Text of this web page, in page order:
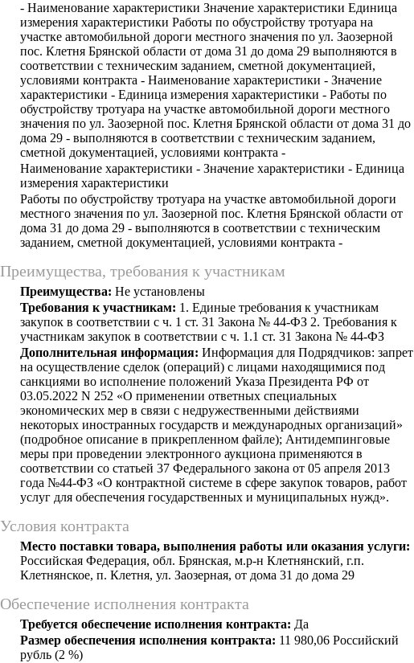
- Наименование характеристики Значение характеристики Единица
измерения характеристики Работы по обустройству тротуара на
участке автомобильной дороги местного значения по ул. Заозерной
пос. Клетня Брянской области от дома 31 до дома 29 выполняются в
соответствии с техническим заданием, сметной документацией,
условиями контракта - Наименование характеристики - Значение
характеристики - Единица измерения характеристики - Работы по
обустройству тротуара на участке автомобильной дороги местного
значения по ул. Заозерной пос. Клетня Брянской области от дома 31 до
дома 29 - выполняются в соответствии с техническим заданием,
сметной документацией, условиями контракта -
Наименование характеристики - Значение характеристики - Единица
измерения характеристики
Работы по обустройству тротуара на участке автомобильной дороги
местного значения по ул. Заозерной пос. Клетня Брянской области от
дома 31 до дома 29 - выполняются в соответствии с техническим
заданием, сметной документацией, условиями контракта -
Преимущества, требования к участникам
Преимущества: Не установлены
Требования к участникам: 1. Единые требования к участникам
закупок в соответствии с ч. 1 ст. 31 Закона № 44-ФЗ 2. Требования к
участникам закупок в соответствии с ч. 1.1 ст. 31 Закона № 44-ФЗ
Дополнительная информация: Информация для Подрядчиков: запрет
на осуществление сделок (операций) с лицами находящимися под
санкциями во исполнение положений Указа Президента РФ от
03.05.2022 N 252 «О применении ответных специальных
экономических мер в связи с недружественными действиями
некоторых иностранных государств и международных организаций»
(подробное описание в прикрепленном файле); Антидемпинговые
меры при проведении электронного аукциона применяются в
соответствии со статьей 37 Федерального закона от 05 апреля 2013
года №44-ФЗ «О контрактной системе в сфере закупок товаров, работ
услуг для обеспечения государственных и муниципальных нужд».
Условия контракта
Место поставки товара, выполнения работы или оказания услуги:
Российская Федерация, обл. Брянская, м.р-н Клетнянский, г.п.
Клетнянское, п. Клетня, ул. Заозерная, от дома 31 до дома 29
Обеспечение исполнения контракта
Требуется обеспечение исполнения контракта: Да
Размер обеспечения исполнения контракта: 11 980,06 Российский
рубль (2 %)